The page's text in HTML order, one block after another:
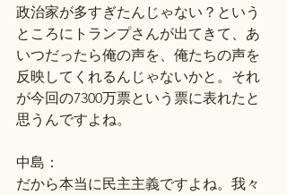
政治家が多すぎたんじゃない？という
ところにトランプさんが出てきて、あ
いつだったら俺の声を、俺たちの声を
反映してくれるんじゃないかと。それ
が今回の7300万票という票に表れたと
思うんですよね。
中島：
だから本当に民主主義ですよね。我々